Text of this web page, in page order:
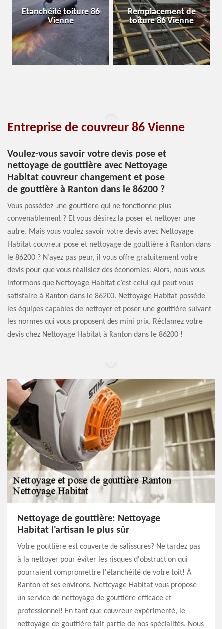
Etanchéité toiture 86
Vienne
Remplacement de
toiture 86 Vienne
Entreprise de couvreur 86 Vienne
Voulez-vous savoir votre devis pose et
nettoyage de gouttière avec Nettoyage
Habitat couvreur changement et pose
de gouttière à Ranton dans le 86200 ?
Vous possédez une gouttière qui ne fonctionne plus
convenablement ? Et vous désirez la poser et nettoyer une
autre. Mais vous voulez savoir votre devis avec Nettoyage
Habitat couvreur pose et nettoyage de gouttière à Ranton dans
le 86200 ? N’ayez pas peur, il vous offre gratuitement votre
devis pour que vous réalisiez des économies. Alors, nous vous
informons que Nettoyage Habitat c’est celui qui peut vous
satisfaire à Ranton dans le 86200. Nettoyage Habitat possède
les équipes capables de nettoyer et poser une gouttière suivant
les normes qui vous proposent des mini prix. Réclamez votre
devis chez Nettoyage Habitat à Ranton dans le 86200 !
Nettoyage de gouttière: Nettoyage
Habitat l'artisan le plus sûr
Votre gouttière est couverte de salissures? Ne tardez pas
à la nettoyer pour éviter les risques d'obstruction qui
pourraient compromettre l'étanchéité de votre toit! À
Ranton et ses environs, Nettoyage Habitat vous propose
un service de nettoyage de gouttière efficace et
professionnel! En tant que couvreur expérimenté, le
nettoyage de gouttière fait partie de nos spécialités. Nous